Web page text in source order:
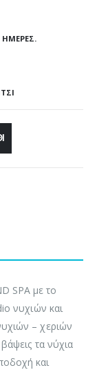
ΗΜΈΡΕΣ.
SPA με το
νυχιών και
– χεριών
τα νύχια
και